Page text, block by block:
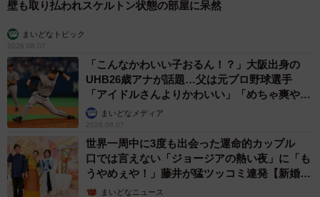
「予想外の反響」
話題になったカワセミさんは「食べ終わって飛んで行く
まで15分くらいは観察できました」とポークジンジャーさ
んは話します。
「飛び出しの写真を投稿しようと思っていたのですが、カ
ワセミの向きや背景が芳しくなかったので仕方なく魚をく
わえている写真をあげることにしました。でも平凡なつま
らない感じだったので、たまたま食後の姿も一緒に並べて
壁も取り払われスケルトン状態の部屋に呆然
まいどなトピック
2026.08.07
「こんなかわいい子おるん！？」大阪出身の
UHB26歳アナが話題…父は元プロ野球選手
「アイドルさんよりかわいい」「めちゃ爽や
か」まいどなメディア
2026.08.07
世界一周中に3度も出会った運命的カップル
口では言えない「ジョージアの熱い夜」に「も
うやめぇや！」藤井が猛ツッコミ連発【新婚さ
ん】まいどなニュース